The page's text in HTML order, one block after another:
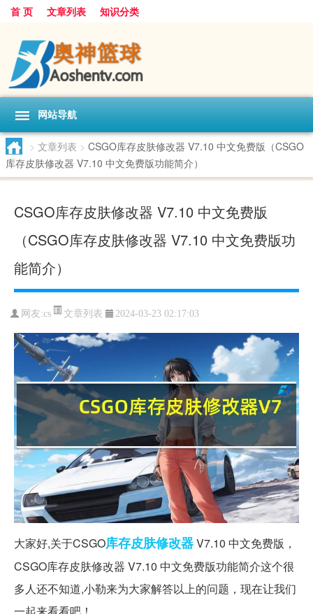
首 页 文章列表 知识分类
网站导航
> 文章列表 > CSGO库存皮肤修改器 V7.10 中文免费版（CSGO
库存皮肤修改器 V7.10 中文免费版功能简介）
CSGO库存皮肤修改器 V7.10 中文免费版
（CSGO库存皮肤修改器 V7.10 中文免费版功
能简介）
网友:cs 文章列表 2024-03-23 02:17:03
大家好,关于CSGO库存皮肤修改器V7.10 中文免费版，
CSGO库存皮肤修改器 V7.10 中文免费版功能简介这个很
多人还不知道,小勒来为大家解答以上的问题，现在让我们
一起来看看吧！